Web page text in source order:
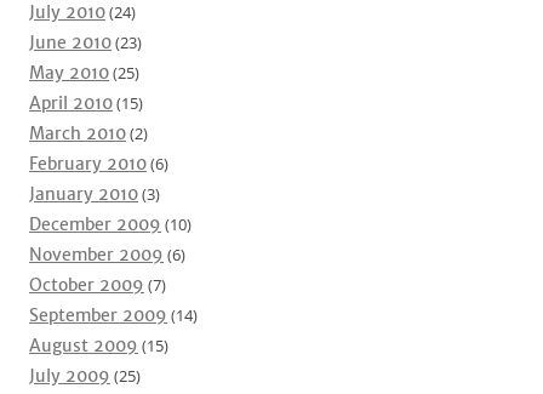
July 2010(24)
June 2010(23)
May 2010(25)
April 2010(15)
March 2010(2)
February 2010(6)
January 2010(3)
December 2009 (10)
November 2009 (6)
October 2009 (7)
September 2009 (14)
August 2009 (15)
July 2009 (25)